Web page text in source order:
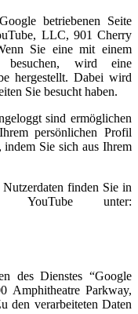
betriebenen Seite
LLC, 901 Cherry
Sie eine mit einem
besuchen, wird eine
hergestellt. Dabei wird
Sie besucht haben.
sind ermöglichen
persönlichen Profil
Sie sich aus Ihrem
finden Sie in
YouTube unter:
des Dienstes “Google
Amphitheatre Parkway,
den verarbeiteten Daten